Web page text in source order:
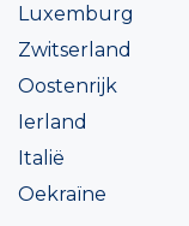
Luxemburg
Zwitserland
Oostenrijk
Ierland
Italië
Oekraïne